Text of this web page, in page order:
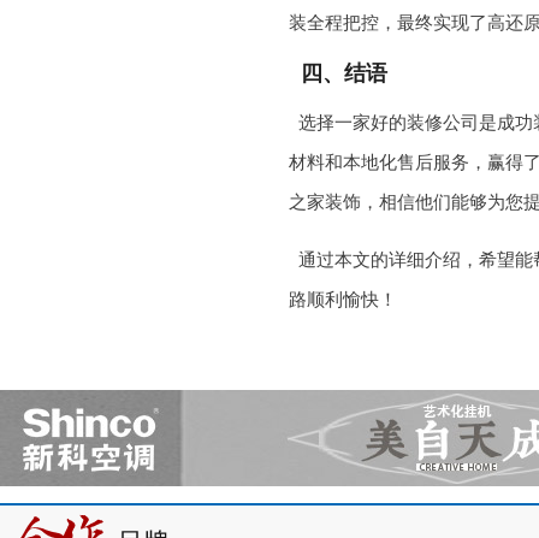
装全程把控，最终实现了高还
四、结语
选择一家好的装修公司是成
材料和本地化售后服务，赢得
之家装饰，相信他们能够为您
通过本文的详细介绍，希望
路顺利愉快！